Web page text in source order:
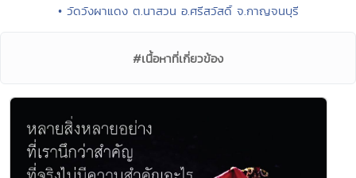
• วัดวังผาแดง ต.นาสวน อ.ศรีสวัสดิ์ จ.กาญจนบุรี
#เนื้อหาที่เกี่ยวข้อง